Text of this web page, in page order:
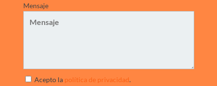
Mensaje
Acepto la política de privacidad.